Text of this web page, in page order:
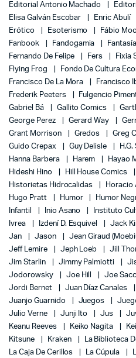
Editorial Antonio Machado
Elisa Galván Escobar
Enric Abulí
Erótico
Esoterismo Fábio
Fanbook
Fandogamia Fantasía
Fernando De Felipe
Fers Fixia
Flying Frog
Fondo De Cultura
Francisco De La Mora
Francisco
Frederik Peeters
Fulgencio
Gabriel Bá
Gallito Comics
George Perez
Gerard Way
Grant Morrison
Gredos Greg
Guido Crepax
Guy Delisle
Hanna Barbera
Harem Hayao
Hideshi Hino
Hill House Comics
Historietas Hidrocalidas
Horacio
Hugo Pratt
Humor Humor
Infantil
Inio Asano Instituto
Ivrea
Izdení D. Esquivel Jack
Jan
Jason Jean Giraud
Jeff Lemire
Jeph Loeb Jill
Jim Starlin
Jimmy Palmiotti
Jodorowsky
Joe Hill Joe
Jordi Bernet
Juan Díaz Canales
Juanjo Guarnido
Juegos
Julio Verne
Junji Ito Jus
Keanu Reeves
Keiko Nagita
Kitsune
Kraken
La Biblioteca
La Caja De Cerillos
La Cúpula